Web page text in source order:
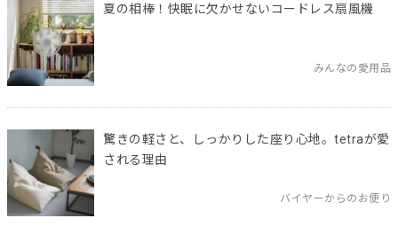
夏の相棒！快眠に欠かせないコードレス扇風機
みんなの愛用品
驚きの軽さと、しっかりした座り心地。tetraが愛
される理由
バイヤーからのお便り